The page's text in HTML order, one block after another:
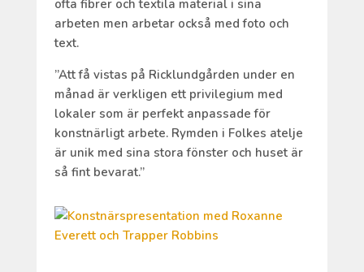
ofta fibrer och textila material i sina
arbeten men arbetar också med foto och
text.
”Att få vistas på Ricklundgården under en
månad är verkligen ett privilegium med
lokaler som är perfekt anpassade för
konstnärligt arbete. Rymden i Folkes atelje
är unik med sina stora fönster och huset är
så fint bevarat.”